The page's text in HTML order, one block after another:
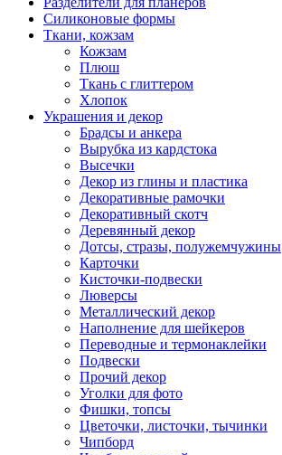
Силиконовые формы
Ткани, кожзам
Кожзам
Плюш
Ткань с глиттером
Хлопок
Украшения и декор
Брадсы и анкера
Вырубка из кардстока
Высечки
Декор из глины и пластика
Декоративные рамочки
Декоративный скотч
Деревянный декор
Дотсы, стразы, полужемчужины
Карточки
Кисточки-подвески
Люверсы
Металлический декор
Наполнение для шейкеров
Переводные и термонаклейки
Подвески
Прочий декор
Уголки для фото
Фишки, топсы
Цветочки, листочки, тычинки
Чипборд